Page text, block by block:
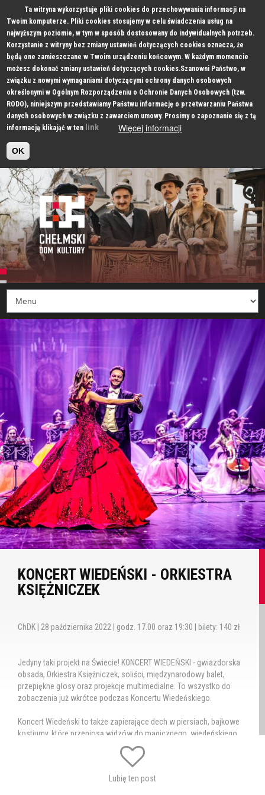
Ta witryna wykorzystuje pliki cookies do przechowywania informacji na
Twoim komputerze. Pliki cookies stosujemy w celu świadczenia usług na
najwyższym poziomie, w tym w sposób dostosowany do indywidualnych potrzeb.
Korzystanie z witryny bez zmiany ustawień dotyczących cookies oznacza, że
będą one zamieszczane w Twoim urządzeniu końcowym. W każdym momencie
możesz dokonać zmiany ustawień dotyczących cookies.Szanowni Państwo, w
związku z nowymi wymaganiami dotyczącymi ochrony danych osobowych
określonymi w Ogólnym Rozporządzeniu o Ochronie Danych Osobowych (tzw.
RODO), niniejszym przedstawiamy Państwu informację o przetwarzaniu Państwa
danych osobowych w związku z zawarciem umowy. Prosimy o zapoznanie się z tą
informacją klikająć w ten link Więcej informacji
OK
KONCERT WIEDEŃSKI - ORKIESTRA
KSIĘŻNICZEK
ChDK | 28 października 2022 | godz. 17.00 oraz 19:30 | bilety: 140 zł
Jedyny taki projekt na Świecie! KONCERT WIEDEŃSKI - gwiazdorska
obsada, Orkiestra Księżniczek, soliści, międzynarodowy balet,
przepiękne głosy oraz projekcje multimedialne. To wszystko do
zobaczenia już wkrótce podczas Koncertu Wiedeńskiego.
Koncert Wiedeński to także zapierające dech w piersiach, bajkowe
kostiumy, które przeniosą widzów do magicznego, wiedeńskiego
świata Króla Walca - Johanna Straussa. Nie zabraknie muzycznych
żartów, niespodzianek i skeczów. Udowodnimy tym samym, że
muzyka łączy pokolenia i nie zna granic! Niekwestionowana,
najbardziej rozpoznawalna, jedyna na Świecie Orkiestra Księżniczek
Lubię ten post